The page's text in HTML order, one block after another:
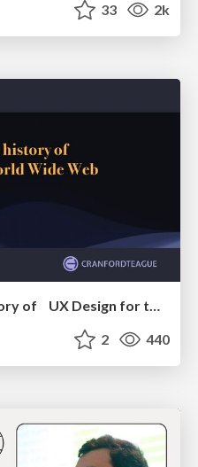
33 2k
A brief & incomplete history of UX Design for the World Wide Web: 1989–2019
2 440